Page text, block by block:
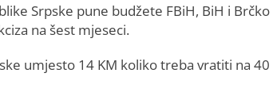
Srpske pune budžete FBiH, BiH i Brčko
na šest mjeseci.
umjesto 14 KM koliko treba vratiti na 40